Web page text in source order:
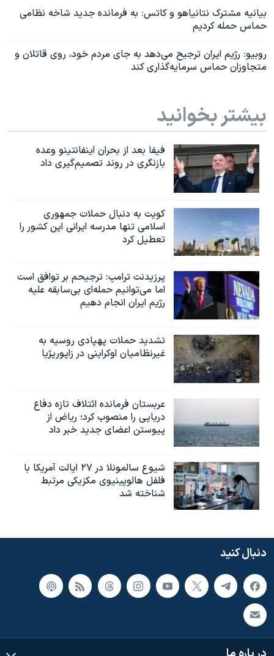
بیانیه مشترک نتانیاهو و کاتس: به فرمانده جدید شاخه نظامی
حماس حمله کردیم
روبیو: رژیم ایران ترجیح می‌دهد به جای مردم خود، روی قاتلان و
متجاوزان حماس سرمایه‌گذاری کند
بیشتر بخوانید
فیفا بعد از بحران اینفانتینو وعده
بازنگری در روند تصمیم‌گیری داد
کویت به دنبال حملات جمهوری
اسلامی تنها مدرسه ایرانی این کشور را
تعطیل کرد
پرزیدنت ترامپ: ترجیحم بر توافق است
اما می‌توانیم حمله‌ای بی‌سابقه علیه
رژیم ایران انجام دهیم
تشدید حملات پهپادی روسیه به
غیرنظامیان اوکراینی در زاپوریژیا
عربستان فرمانده ائتلاف تازه دفاع
دریایی را منصوب کرد؛ ریاض از
پیوستن اعضای جدید خبر داد
شیوع سالمونلا در ۲۷ ایالت آمریکا با
فلفل هالوپینیوی مکزیکی مرتبط
شناخته شد
دنبال کنید